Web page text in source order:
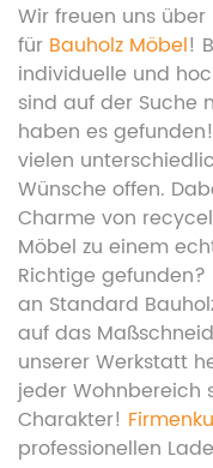
Wir freuen uns
für Bauholz Möbel!
individuelle und
sind auf der Suche
haben es
vielen
Wünsche offen.
Charme von
Möbel zu einem
Richtige
an Standard
auf das
unserer Werkstatt
jeder Wohnbereich
Charakter!
professionellen